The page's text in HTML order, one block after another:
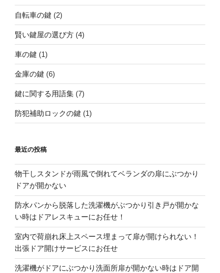
自転車の鍵 (2)
賢い鍵屋の選び方 (4)
車の鍵 (1)
金庫の鍵 (6)
鍵に関する用語集 (7)
防犯補助ロックの鍵 (1)
最近の投稿
物干しスタンドが雨風で倒れてベランダの扉にぶつかり
ドアが開かない
防水パンから脱落した洗濯機がぶつかり引き戸が開かな
い時はドアレスキューにお任せ！
室内で荷崩れ床上スペース埋まって扉が開けられない！
出張ドア開けサービスにお任せ
洗濯機がドアにぶつかり洗面所扉が開かない時はドア開